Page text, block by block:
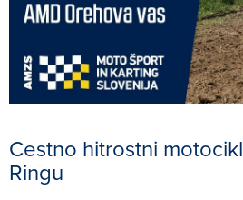
Cestno hitrostni
Ringu